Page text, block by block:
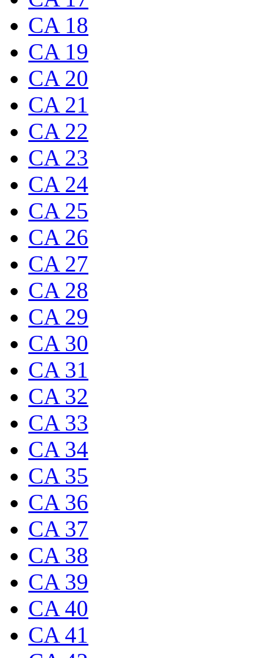
CA 18
CA 19
CA 20
CA 21
CA 22
CA 23
CA 24
CA 25
CA 26
CA 27
CA 28
CA 29
CA 30
CA 31
CA 32
CA 33
CA 34
CA 35
CA 36
CA 37
CA 38
CA 39
CA 40
CA 41